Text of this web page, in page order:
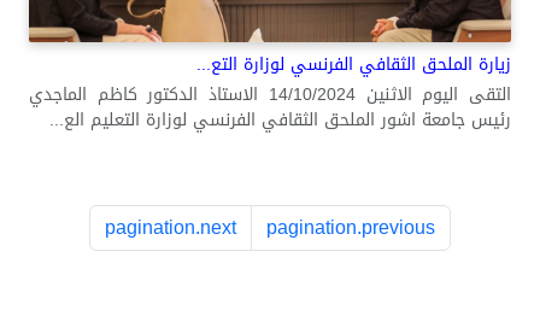
زيارة الملحق الثقافي الفرنسي لوزارة التع...
التقى اليوم الاثنين 14/10/2024 الاستاذ الدكتور كاظم الماجدي
رئيس جامعة اشور الملحق الثقافي الفرنسي لوزارة التعليم الع...
pagination.previous
pagination.next